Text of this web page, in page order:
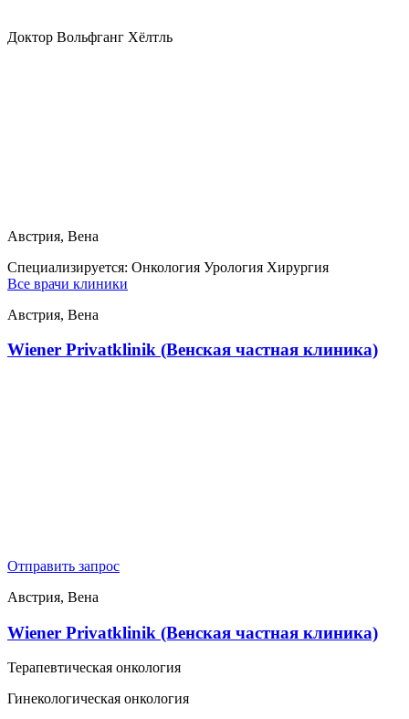
Доктор Вольфганг Хёлтль
Австрия, Вена
Специализируется: Онкология Урология Хирургия
Все врачи клиники
Австрия, Вена
Wiener Privatklinik (Венская частная клиника)
Отправить запрос
Австрия, Вена
Wiener Privatklinik (Венская частная клиника)
Терапевтическая онкология
Гинекологическая онкология